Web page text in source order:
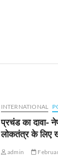
INTERNATIONAL
प्रचंड का दावा-
लोकतंत्र के लिए
admin